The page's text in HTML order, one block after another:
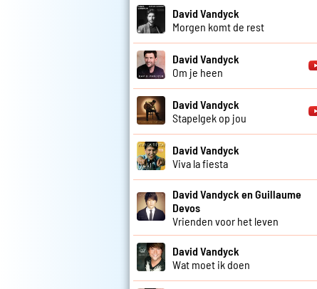
David Vandyck
Morgen komt de rest
David Vandyck
Om je heen
David Vandyck
Stapelgek op jou
David Vandyck
Viva la fiesta
David Vandyck en Guillaume
Devos
Vrienden voor het leven
David Vandyck
Wat moet ik doen